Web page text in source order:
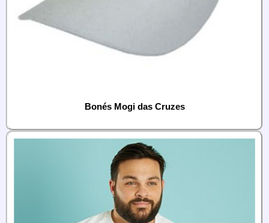
Bonés Mogi das Cruzes